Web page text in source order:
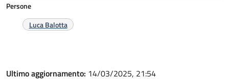
Persone
Luca Balotta
Ultimo aggiornamento: 14/03/2025, 21:54